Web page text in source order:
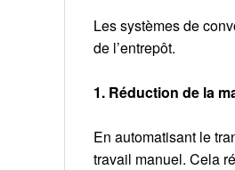
Les systèmes de
de l’entrepôt.
1. Réduction de la
En automatisant le
travail manuel. Cela